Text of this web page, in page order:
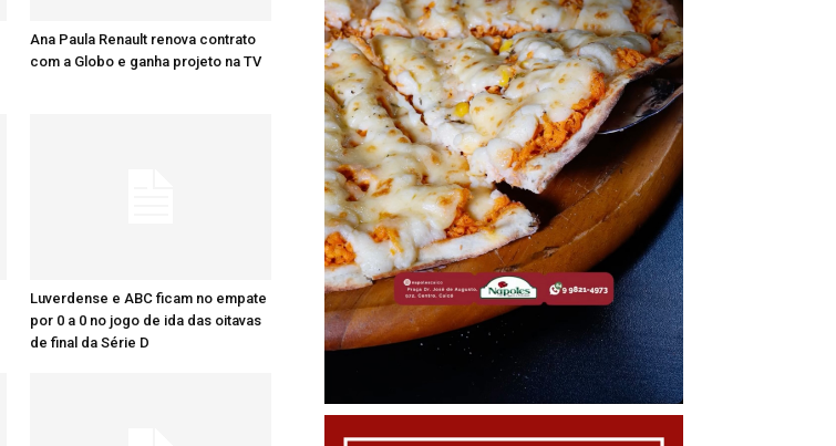
Ana Paula Renault renova contrato
com a Globo e ganha projeto na TV
Luverdense e ABC ficam no empate
por 0 a 0 no jogo de ida das oitavas
de final da Série D